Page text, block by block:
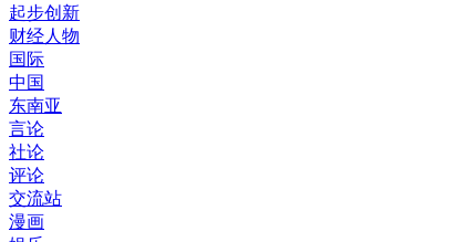
起步创新
财经人物
国际
中国
东南亚
言论
社论
评论
交流站
漫画